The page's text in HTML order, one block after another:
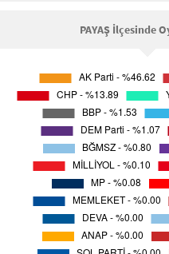
PAYAŞ İlçesinde